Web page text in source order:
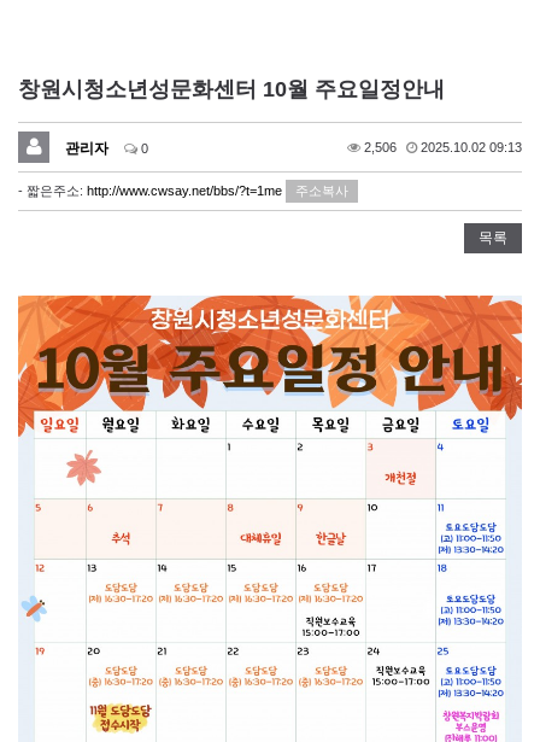
창원시청소년성문화센터 10월 주요일정안내
관리자 0 2,506 2025.10.02 09:13
- 짧은주소: http://www.cwsay.net/bbs/?t=1me 주소복사
목록